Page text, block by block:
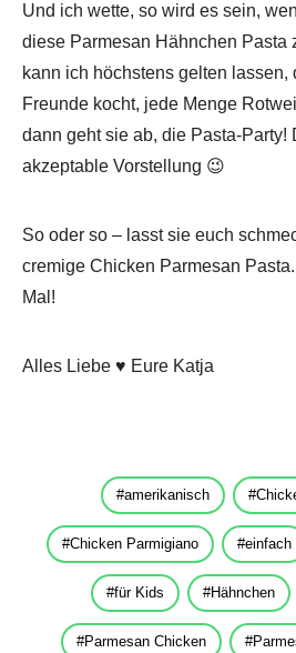
Und ich wette, so wird es sein,
diese Parmesan Hähnchen Pasta
kann ich höchstens gelten lassen,
Freunde kocht, jede Menge
dann geht sie ab, die Pasta-Party!
akzeptable Vorstellung 😉
So oder so – lasst sie euch
cremige Chicken Parmesan
Mal!
Alles Liebe ♥ Eure Katja
amerikanisch
Chicken Parmigiano einfach
für Kids Hähnchen
Parmesan Chicken